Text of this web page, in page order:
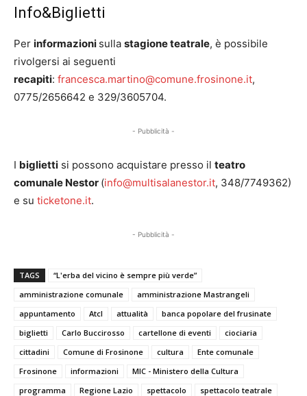
Info&Biglietti
Per informazioni sulla stagione teatrale, è possibile
rivolgersi ai seguenti
recapiti: francesca.martino@comune.frosinone.it,
0775/2656642 e 329/3605704.
- Pubblicità -
I biglietti si possono acquistare presso il teatro
comunale Nestor (info@multisalanestor.it, 348/7749362)
e su ticketone.it.
- Pubblicità -
TAGS
“L'erba del vicino è sempre più verde”
amministrazione comunale
amministrazione Mastrangeli
appuntamento
Atcl attualità
banca popolare del frusinate
biglietti
Carlo Buccirosso cartellone di eventi
ciociaria
cittadini
Comune di Frosinone cultura
Ente comunale
Frosinone
informazioni
MIC - Ministero della Cultura
programma
Regione Lazio spettacolo
spettacolo teatrale